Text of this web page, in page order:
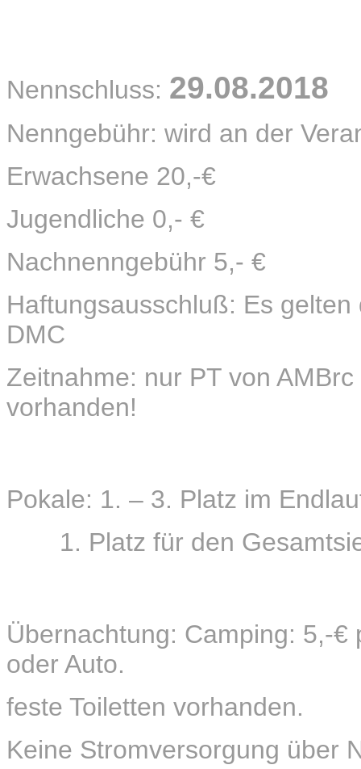
Nennschluss: 29.08.2018
Nenngebühr: wird an der
Erwachsene 20,-€
Jugendliche 0,- €
Nachnenngebühr 5,- €
Haftungsausschluß: Es
DMC
Zeitnahme: nur PT von
vorhanden!
Pokale: 1. – 3. Platz im
1. Platz für den
Übernachtung: Camping: 5,-
oder Auto.
feste Toiletten vorhanden.
Keine Stromversorgung über